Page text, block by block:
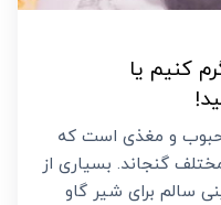
کنیم یا
و مغذی است که
گنجاند. بسیاری از
سالم برای شیر گاو